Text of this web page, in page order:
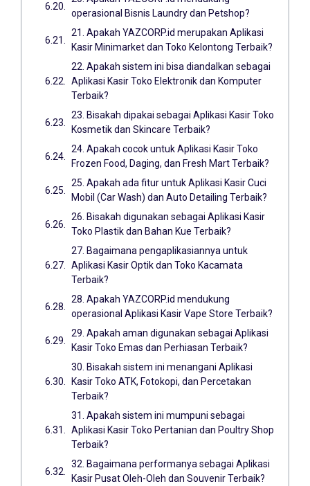
operasional Bisnis Laundry dan Petshop?
21. Apakah YAZCORP.id merupakan Aplikasi
Kasir Minimarket dan Toko Kelontong Terbaik?
22. Apakah sistem ini bisa diandalkan sebagai
Aplikasi Kasir Toko Elektronik dan Komputer
Terbaik?
23. Bisakah dipakai sebagai Aplikasi Kasir Toko
Kosmetik dan Skincare Terbaik?
24. Apakah cocok untuk Aplikasi Kasir Toko
Frozen Food, Daging, dan Fresh Mart Terbaik?
25. Apakah ada fitur untuk Aplikasi Kasir Cuci
Mobil (Car Wash) dan Auto Detailing Terbaik?
26. Bisakah digunakan sebagai Aplikasi Kasir
Toko Plastik dan Bahan Kue Terbaik?
27. Bagaimana pengaplikasiannya untuk
Aplikasi Kasir Optik dan Toko Kacamata
Terbaik?
28. Apakah YAZCORP.id mendukung
operasional Aplikasi Kasir Vape Store Terbaik?
29. Apakah aman digunakan sebagai Aplikasi
Kasir Toko Emas dan Perhiasan Terbaik?
30. Bisakah sistem ini menangani Aplikasi
Kasir Toko ATK, Fotokopi, dan Percetakan
Terbaik?
31. Apakah sistem ini mumpuni sebagai
Aplikasi Kasir Toko Pertanian dan Poultry Shop
Terbaik?
32. Bagaimana performanya sebagai Aplikasi
Kasir Pusat Oleh-Oleh dan Souvenir Terbaik?